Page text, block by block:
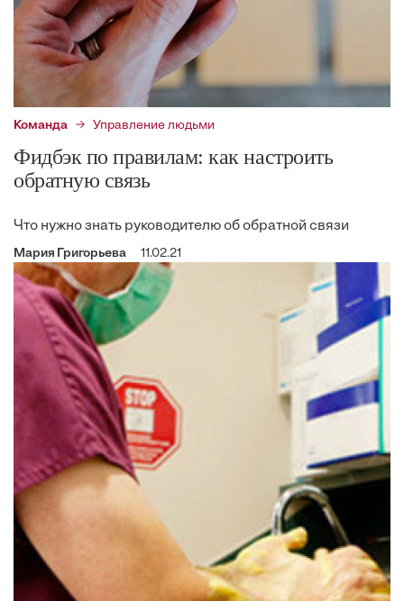
Команда Управление людьми
Фидбэк по правилам: как настроить
обратную связь
Что нужно знать руководителю об обратной связи
Мария Григорьева 11.02.21